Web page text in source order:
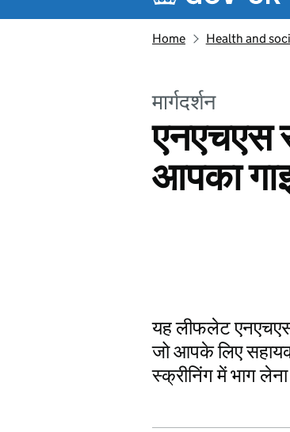
Home Health and
मार्गदर्शन
एनएचएस
आपका
यह लीफलेट एनएचएस
जो आपके लिए
स्क्रीनिंग में भाग लेना